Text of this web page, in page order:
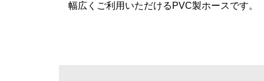
幅広くご利用いただける PVC製ホースです。